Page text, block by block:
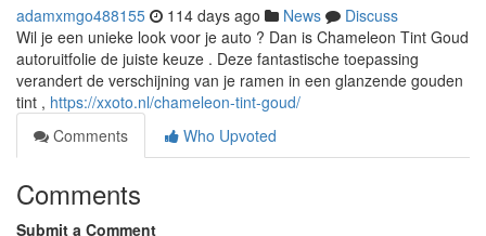
adamxmgo488155 114 days ago News
Discuss
Wil je een unieke look voor je auto ? Dan is Chameleon Tint Goud
autoruitfolie de juiste keuze . Deze fantastische toepassing
verandert de verschijning van je ramen in een glanzende gouden
tint , https://xxoto.nl/chameleon-tint-goud/
Comments
Who Upvoted
Comments
Submit a Comment